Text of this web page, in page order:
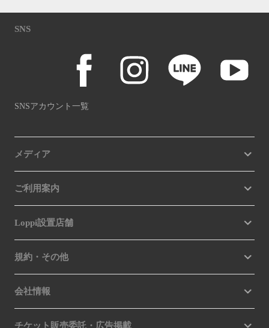
SNS
SNSアカウント一覧
メディア
ご利用案内
Loppi設置店舗
規約・その他
会社情報
チケット販売委託・広告掲載